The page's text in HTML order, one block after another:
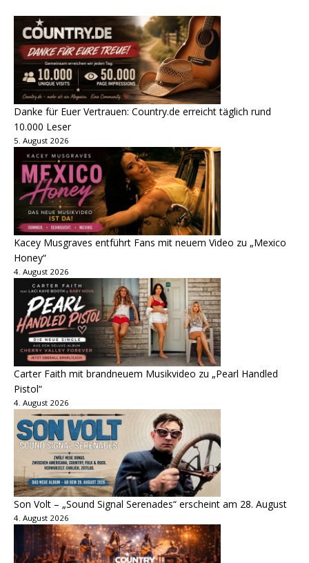
Danke für Euer Vertrauen: Country.de erreicht täglich rund
10.000 Leser
5. August 2026
Kacey Musgraves entführt Fans mit neuem Video zu „Mexico
Honey“
4. August 2026
Carter Faith mit brandneuem Musikvideo zu „Pearl Handled
Pistol“
4. August 2026
Son Volt – „Sound Signal Serenades“ erscheint am 28. August
4. August 2026